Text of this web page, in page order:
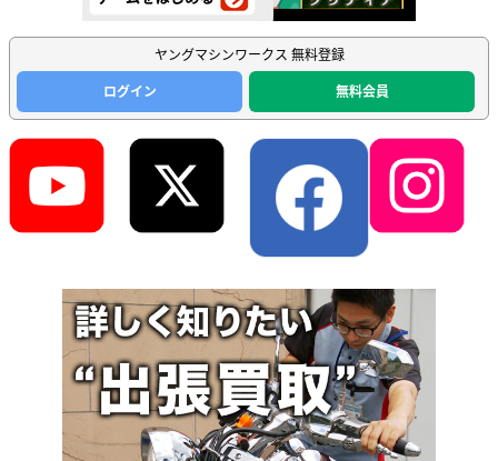
ヤングマシンワークス 無料登録
ログイン
無料会員